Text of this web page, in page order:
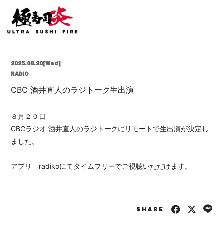
SCHEDULE
DISCOGRAPHY Youtube
SHOP
MOVIE
Contact Q&A
2025.08.20[Wed]
RADIO
CBC 酒井直人のラジトーク生出演
８月２０日
CBCラジオ 酒井直人のラジトークにリモートで生出演が決定し
ました。
アプリ radikoにてタイムフリーでご視聴いただけます。
SHARE